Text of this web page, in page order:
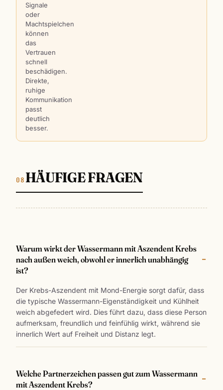
Signale
oder
Machtspielchen
können
das
Vertrauen
schnell
beschädigen.
Direkte,
ruhige
Kommunikation
passt
deutlich
besser.
HÄUFIGE FRAGEN
Warum wirkt der Wassermann mit Aszendent Krebs
nach außen weich, obwohl er innerlich unabhängig
ist?
Der Krebs-Aszendent mit Mond-Energie sorgt dafür, dass
die typische Wassermann-Eigenständigkeit und Kühlheit
weich abgefedert wird. Dies führt dazu, dass diese Person
aufmerksam, freundlich und feinfühlig wirkt, während sie
innerlich Wert auf Freiheit und Distanz legt.
Welche Partnerzeichen passen gut zum Wassermann
mit Aszendent Krebs?